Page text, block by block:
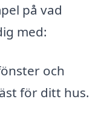
på vad
med:
och
för ditt hus.